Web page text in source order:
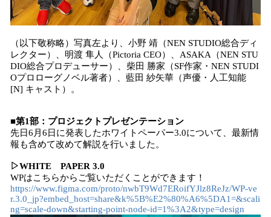
（以下敬称略）写真左より、小野 靖（NEN STUDIO総合ディ
レクター）、明渡 隼人（Pictoria CEO）、ASAKA（NEN STU
DIO総合プロデューサー）、柴田 勝家（SF作家・NEN STUDI
Oプロローグノベル著者）、藍田 紗矢華（声優・人工知能
[N] キャスト）。
■第1部：プロジェクトプレゼンテーション
先日6月6日に発表したホワイトペーパー3.0について、最新情
報も含めて改めて解説を行いました。
▷WHITE PAPER 3.0
WPはこちらからご覧いただくことができます！
https://www.figma.com/proto/nwbT9Wd7ERoifYJlz8ReJz/WP-ve
r.3.0_jp?embed_host=share&k%5B%E2%80%A6%5DA1=&scali
ng=scale-down&starting-point-node-id=1%3A2&type=design